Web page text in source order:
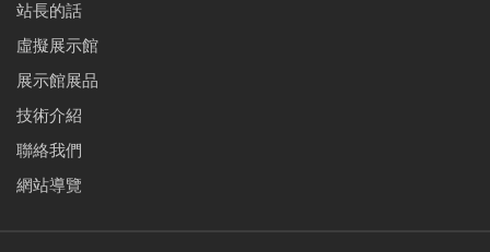
站長的話
虛擬展示館
展示館展品
技術介紹
聯絡我們
網站導覽